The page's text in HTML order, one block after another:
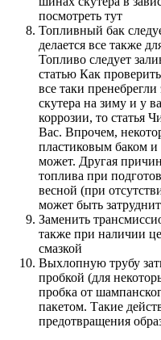
посмотреть тут
Топливный бак
делается все также
Топливо следует
статью Как
все таки
скутера на зиму и у
коррозии, то статья
Вас. Впрочем,
пластиковым баком и
может. Другая
топлива при
весной (при
может быть
Заменить
также при наличии
смазкой
Выхлопную трубу
пробкой (для
пробка от
пакетом. Такие
предотвращения